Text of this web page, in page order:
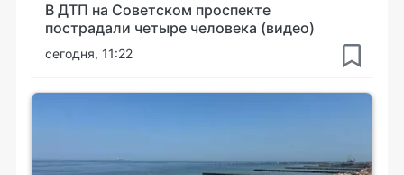
В ДТП на Советском проспекте
пострадали четыре человека (видео)
сегодня, 11:22